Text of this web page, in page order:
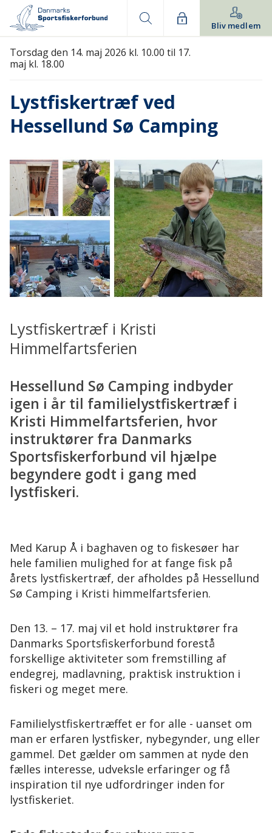
Bliv medlem
Torsdag den 14. maj 2026 kl. 10.00 til 17.
maj kl. 18.00
Lystfiskertræf ved
Hessellund Sø Camping
Lystfiskertræf i Kristi
Himmelfartsferien
Hessellund Sø Camping indbyder
igen i år til familielystfiskertræf i
Kristi Himmelfartsferien, hvor
instruktører fra Danmarks
Sportsfiskerforbund vil hjælpe
begyndere godt i gang med
lystfiskeri.
Med Karup Å i baghaven og to fiskesøer har
hele familien mulighed for at fange fisk på
årets lystfiskertræf, der afholdes på Hessellund
Sø Camping i Kristi himmelfartsferien.
Den 13. – 17. maj vil et hold instruktører fra
Danmarks Sportsfiskerforbund forestå
forskellige aktiviteter som fremstilling af
endegrej, madlavning, praktisk instruktion i
fiskeri og meget mere.
Familielystfiskertræffet er for alle - uanset om
man er erfaren lystfisker, nybegynder, ung eller
gammel. Det gælder om sammen at nyde den
fælles interesse, udveksle erfaringer og få
inspiration til nye udfordringer inden for
lystfiskeriet.